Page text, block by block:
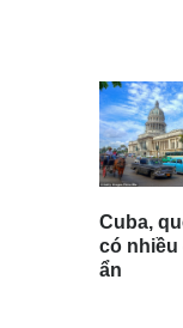
Cuba,
có nhiều
ẩn